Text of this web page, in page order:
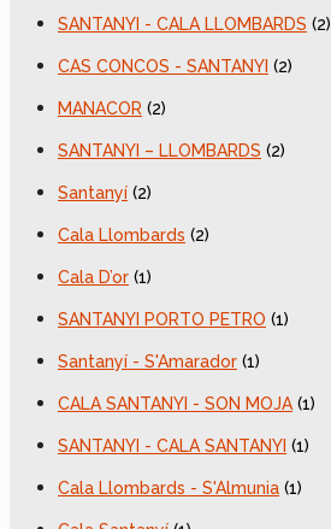
SANTANYI - CALA LLOMBARDS (2)
CAS CONCOS - SANTANYI (2)
MANACOR (2)
SANTANYI – LLOMBARDS (2)
Santanyí (2)
Cala Llombards (2)
Cala D’or (1)
SANTANYI PORTO PETRO (1)
Santanyí - S'Amarador (1)
CALA SANTANYI - SON MOJA (1)
SANTANYI - CALA SANTANYI (1)
Cala Llombards - S'Almunia (1)